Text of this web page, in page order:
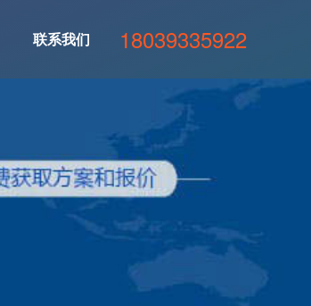
联系我们 18039335922